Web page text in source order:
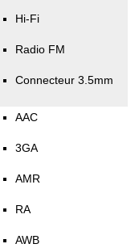
Hi-Fi
Radio FM
Connecteur 3.5mm
AAC
3GA
AMR
RA
AWB